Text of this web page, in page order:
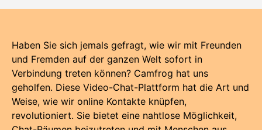
Haben Sie sich jemals gefragt, wie wir mit Freunden
und Fremden auf der ganzen Welt sofort in
Verbindung treten können? Camfrog hat uns
geholfen. Diese Video-Chat-Plattform hat die Art und
Weise, wie wir online Kontakte knüpfen,
revolutioniert. Sie bietet eine nahtlose Möglichkeit,